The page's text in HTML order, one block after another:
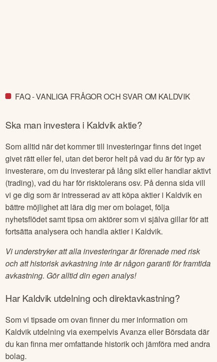
FAQ - VANLIGA FRÅGOR OCH SVAR OM KALDVIK
Ska man investera i Kaldvikaktie?
Som alltid när det kommer till investeringar finns det inget
givet rätt eller fel, utan det beror helt på vad du är för typ av
investerare, om du investerar på lång sikt eller handlar aktivt
(trading), vad du har för risktolerans osv. På denna sida vill
vi ge dig som är intresserad av att köpa aktier i Kaldviken
bättre möjlighet att lära dig mer om bolaget, följa
nyhetsflödet samt tipsa om aktörer som vi själva gillar för att
fortsätta analysera och handla aktier i Kaldvik.
Vi understryker att alla investeringar är förenade med risk
och att historisk avkastning inte är någon garanti för framtida
avkastning. Gör alltid din egen analys!
HarKaldvik utdelning och direktavkastning?
Som vi tipsade om ovan finner du mer information om
Kaldvik utdelning via exempelvis Avanza eller Börsdata där
du kan finna mer omfattande historik och jämföra med andra
bolag.